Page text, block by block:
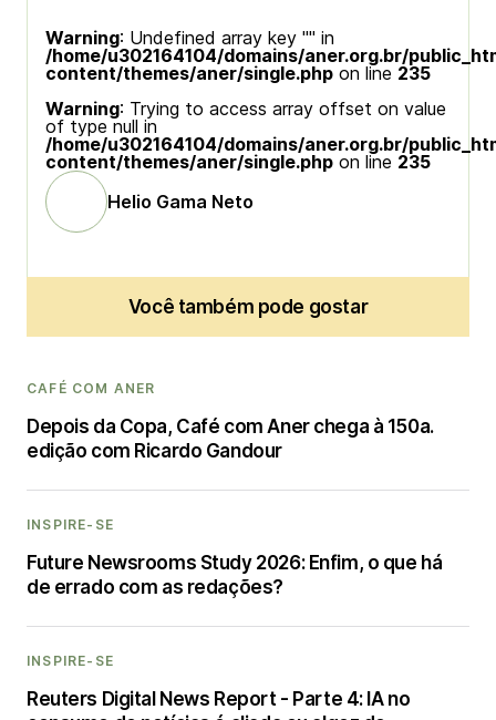
Warning: Undefined array key "" in
/home/u302164104/domains/aner.org.br/
content/themes/aner/single.php on line 235
Warning: Trying to access array offset on value
of type null in
/home/u302164104/domains/aner.org.br/
content/themes/aner/single.php on line 235
Helio Gama Neto
Você também pode gostar
CAFÉ COM ANER
Depois da Copa, Café com Aner chega à 150a.
edição com Ricardo Gandour
INSPIRE-SE
Future Newsrooms Study 2026: Enfim, o que há
de errado com as redações?
INSPIRE-SE
Reuters Digital News Report - Parte 4: IA no